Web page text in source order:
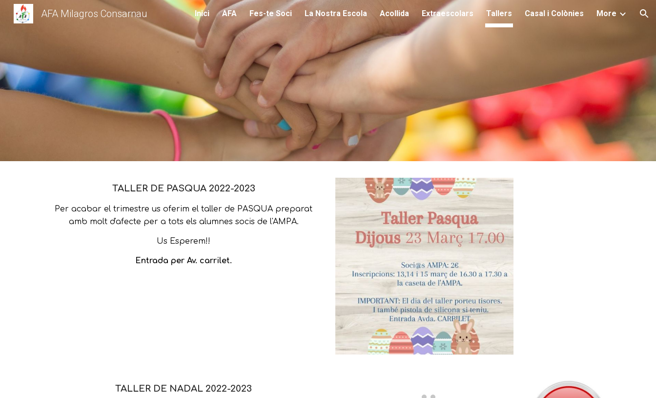
Skip to main content Skip to navigation
AFA Milagros Consarnau Inici AFA Fes-te Soci La Nostra Escola Acollida Extraescolars Tallers Casal i Colònies More
TALLER DE PASQUA 2022-2023
Per acabar el trimestre us oferim el taller de PASQUA preparat
amb molt d'afecte per a tots els alumnes socis de l'AMPA.
Us Esperem!!
Entrada per Av. carrilet.
TALLER DE NADAL 2022-2023